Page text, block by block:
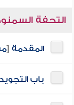
التحفة
المقدمة [
باب التجويد